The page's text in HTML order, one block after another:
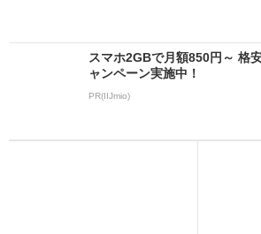
スマホ2GBで月額850円～ 格
ャンペーン実施中！
PR(IIJmio)